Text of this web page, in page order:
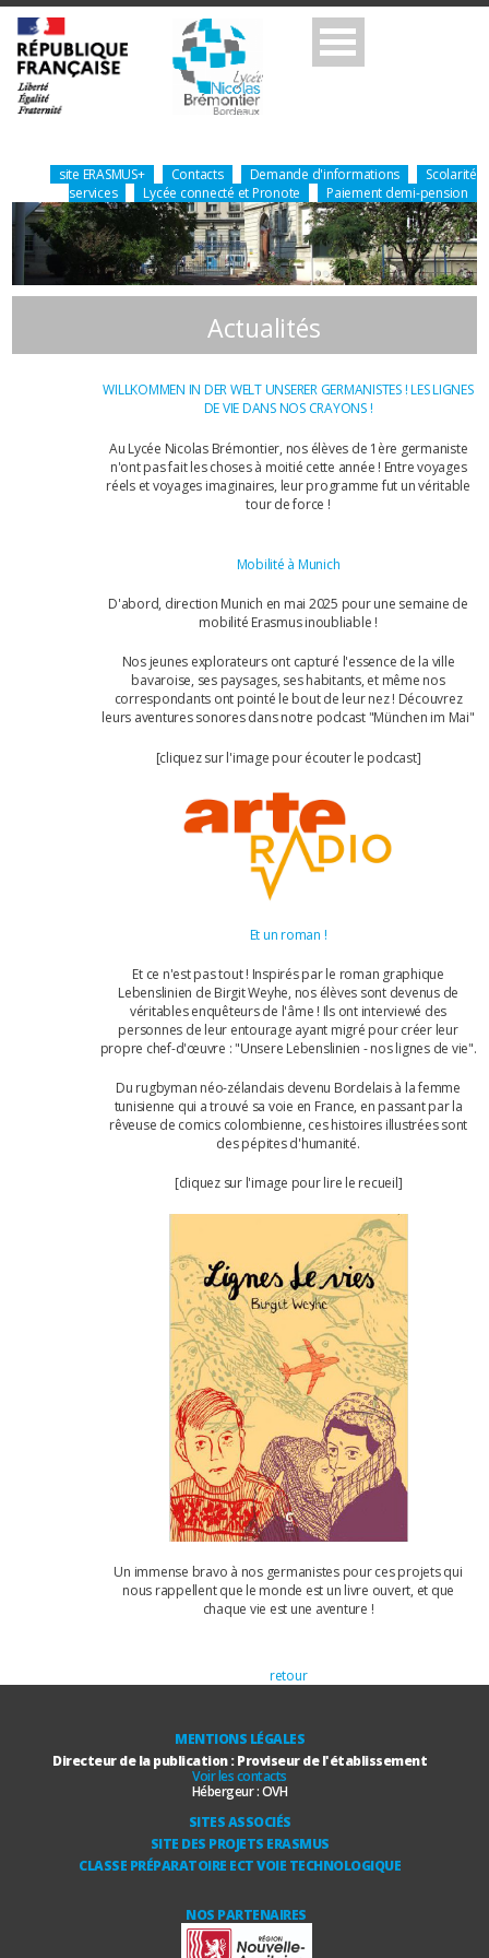
site ERASMUS+ Contacts Demande d'informations
Scolarité
services
Lycée connecté et Pronote Paiement demi-pension
Actualités
WILLKOMMEN IN DER WELT UNSERER GERMANISTES ! LES LIGNES
DE VIE DANS NOS CRAYONS !
Au Lycée Nicolas Brémontier, nos élèves de 1ère germaniste
n'ont pas fait les choses à moitié cette année ! Entre voyages
réels et voyages imaginaires, leur programme fut un véritable
tour de force !
Mobilité à Munich
D'abord, direction Munich en mai 2025 pour une semaine de
mobilité Erasmus inoubliable !
Nos jeunes explorateurs ont capturé l'essence de la ville
bavaroise, ses paysages, ses habitants, et même nos
correspondants ont pointé le bout de leur nez ! Découvrez
leurs aventures sonores dans notre podcast "München im Mai"
[cliquez sur l'image pour écouter le podcast]
Et un roman !
Et ce n'est pas tout ! Inspirés par le roman graphique
Lebenslinien de Birgit Weyhe, nos élèves sont devenus de
véritables enquêteurs de l'âme ! Ils ont interviewé des
personnes de leur entourage ayant migré pour créer leur
propre chef-d'œuvre : "Unsere Lebenslinien - nos lignes de vie".
Du rugbyman néo-zélandais devenu Bordelais à la femme
tunisienne qui a trouvé sa voie en France, en passant par la
rêveuse de comics colombienne, ces histoires illustrées sont
des pépites d'humanité.
[cliquez sur l'image pour lire le recueil]
Un immense bravo à nos germanistes pour ces projets qui
nous rappellent que le monde est un livre ouvert, et que
chaque vie est une aventure !
retour
MENTIONS LÉGALES
Directeur de la publication : Proviseur de l'établissement
Voir les contacts
Hébergeur :OVH
SITES ASSOCIÉS
SITE DES PROJETS ERASMUS
CLASSE PRÉPARATOIRE ECT VOIE TECHNOLOGIQUE
NOS PARTENAIRES